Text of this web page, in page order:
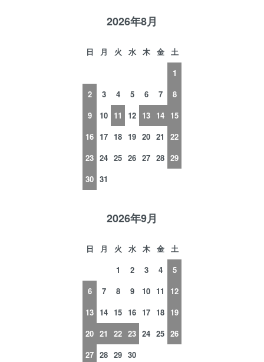
2026年8月
日 月 火 水 木 金
土
1
2
3 4 5 6 7
8
9
10 11 12 13 14 15
16 17 18 19 20 21
22
23 24 25 26 27 28 29
30 31
2026年9月
日 月 火 水 木 金
土
1
2 3 4
5
6
7 8 9 10 11
12
13 14 15 16 17 18 19
20 21 22 23 24 25 26
27 28 29 30